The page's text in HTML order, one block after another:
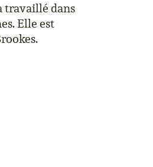
travaillé dans
Elle est